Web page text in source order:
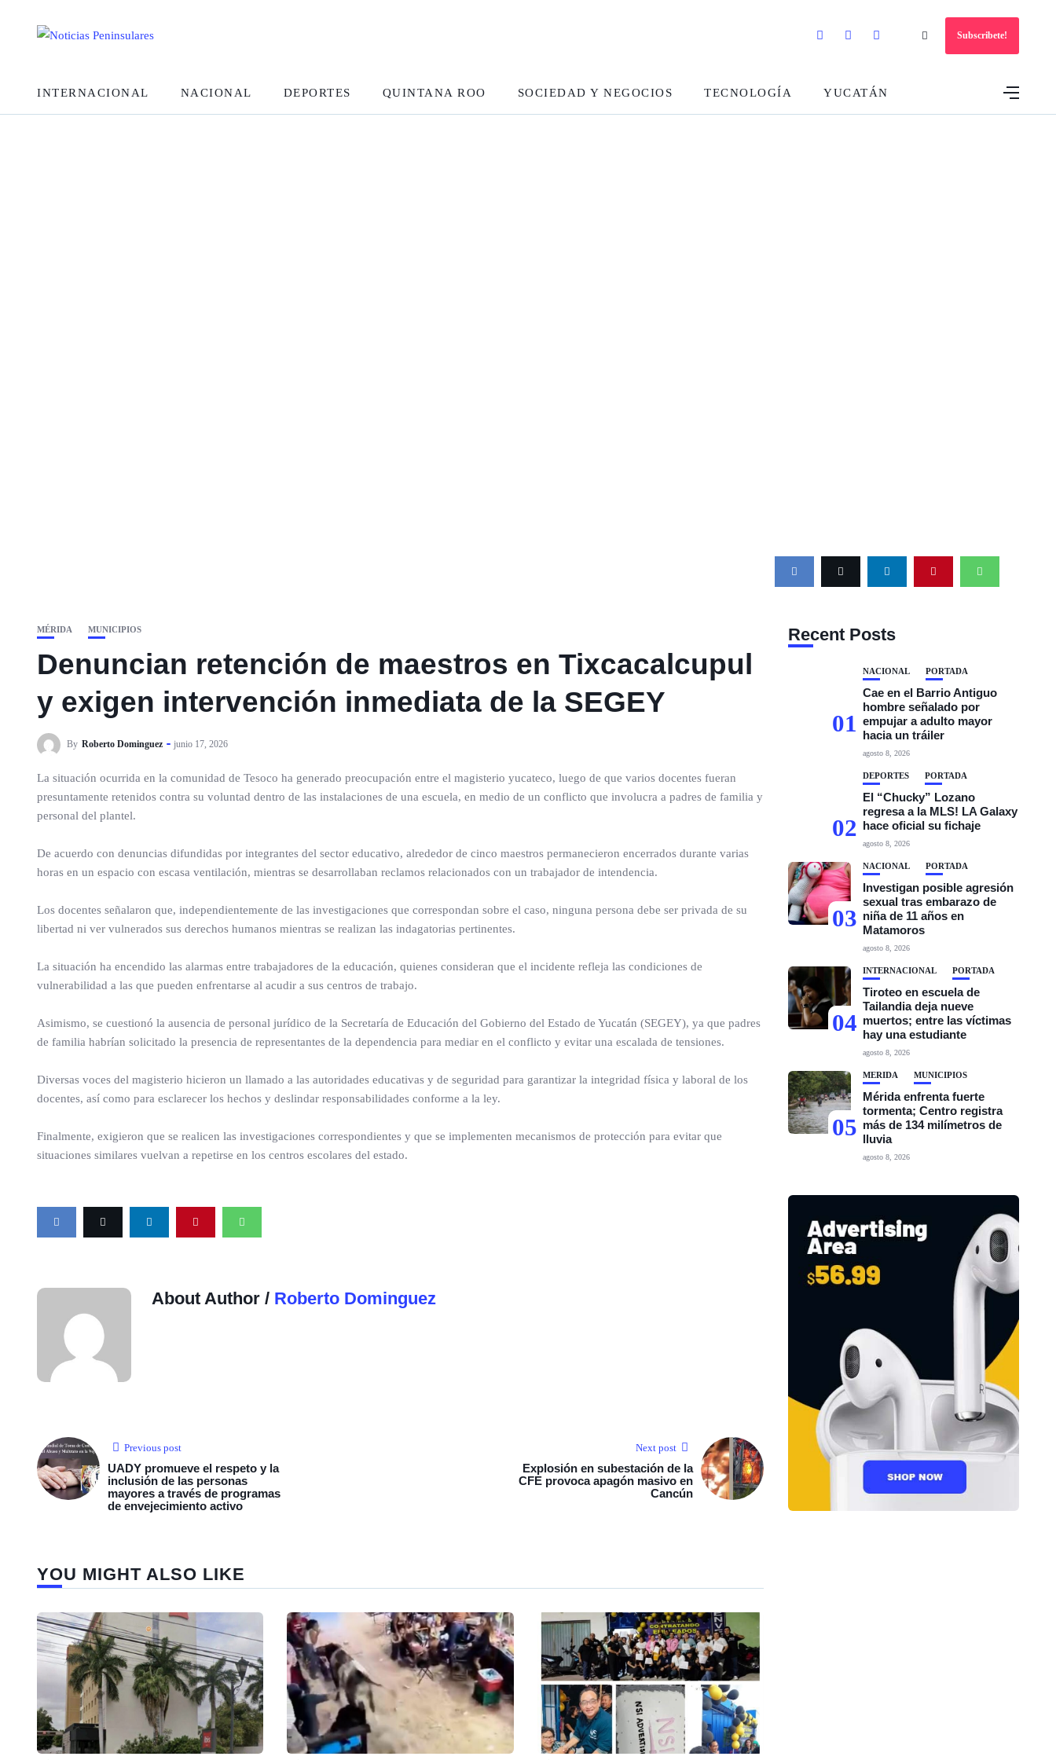
Subscribete!
INTERNACIONAL NACIONAL DEPORTES QUINTANA ROO SOCIEDAD Y NEGOCIOS TECNOLOGÍA YUCATÁN
MÉRIDA MUNICIPIOS
Denuncian retención de maestros en Tixcacalcupul
y exigen intervención inmediata de la SEGEY
By Roberto Dominguez junio 17, 2026
La situación ocurrida en la comunidad de Tesoco ha generado preocupación entre el magisterio yucateco, luego de que varios docentes fueran
presuntamente retenidos contra su voluntad dentro de las instalaciones de una escuela, en medio de un conflicto que involucra a padres de familia y
personal del plantel.
De acuerdo con denuncias difundidas por integrantes del sector educativo, alrededor de cinco maestros permanecieron encerrados durante varias
horas en un espacio con escasa ventilación, mientras se desarrollaban reclamos relacionados con un trabajador de intendencia.
Los docentes señalaron que, independientemente de las investigaciones que correspondan sobre el caso, ninguna persona debe ser privada de su
libertad ni ver vulnerados sus derechos humanos mientras se realizan las indagatorias pertinentes.
La situación ha encendido las alarmas entre trabajadores de la educación, quienes consideran que el incidente refleja las condiciones de
vulnerabilidad a las que pueden enfrentarse al acudir a sus centros de trabajo.
Asimismo, se cuestionó la ausencia de personal jurídico de la Secretaría de Educación del Gobierno del Estado de Yucatán (SEGEY), ya que padres
de familia habrían solicitado la presencia de representantes de la dependencia para mediar en el conflicto y evitar una escalada de tensiones.
Diversas voces del magisterio hicieron un llamado a las autoridades educativas y de seguridad para garantizar la integridad física y laboral de los
docentes, así como para esclarecer los hechos y deslindar responsabilidades conforme a la ley.
Finalmente, exigieron que se realicen las investigaciones correspondientes y que se implementen mecanismos de protección para evitar que
situaciones similares vuelvan a repetirse en los centros escolares del estado.
About Author / Roberto Dominguez
Previous post
UADY promueve el respeto y la
inclusión de las personas
mayores a través de programas
de envejecimiento activo
Next post
Explosión en subestación de la
CFE provoca apagón masivo en
Cancún
YOU MIGHT ALSO LIKE
Recent Posts
01
NACIONAL PORTADA
Cae en el Barrio Antiguo
hombre señalado por
empujar a adulto mayor
hacia un tráiler
agosto 8, 2026
02
DEPORTES PORTADA
El “Chucky” Lozano
regresa a la MLS! LA Galaxy
hace oficial su fichaje
agosto 8, 2026
03
NACIONAL PORTADA
Investigan posible agresión
sexual tras embarazo de
niña de 11 años en
Matamoros
agosto 8, 2026
04
INTERNACIONAL PORTADA
Tiroteo en escuela de
Tailandia deja nueve
muertos; entre las víctimas
hay una estudiante
agosto 8, 2026
05
MÉRIDA MUNICIPIOS
Mérida enfrenta fuerte
tormenta; Centro registra
más de 134 milímetros de
lluvia
agosto 8, 2026